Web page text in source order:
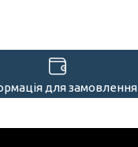
для замовлення